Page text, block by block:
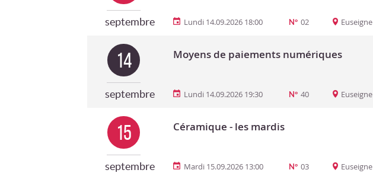
septembre Lundi 14.09.2026 18:00 Euseigne
N° 02
14
septembre
Moyens de paiements numériques
Lundi 14.09.2026 19:30 Euseigne
N° 40
15
septembre
Céramique - les mardis
Mardi 15.09.2026 13:00 Euseigne
N° 03